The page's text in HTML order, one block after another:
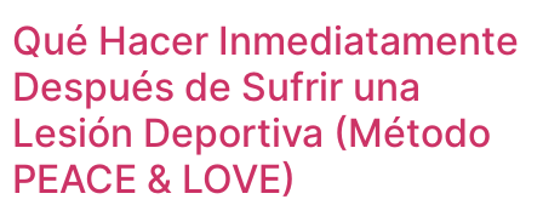
Qué Hacer Inmediatamente
Después de Sufrir una
Lesión Deportiva (Método
PEACE & LOVE)